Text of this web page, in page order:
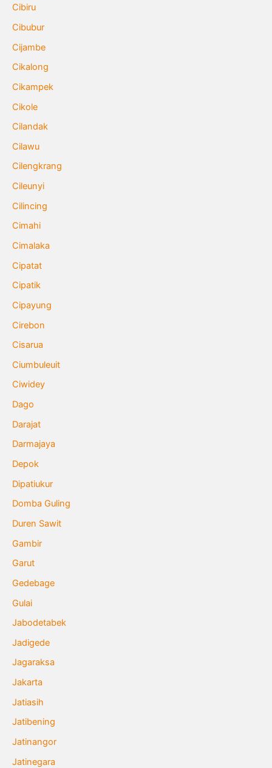
Cibiru
Cibubur
Cijambe
Cikalong
Cikampek
Cikole
Cilandak
Cilawu
Cilengkrang
Cileunyi
Cilincing
Cimahi
Cimalaka
Cipatat
Cipatik
Cipayung
Cirebon
Cisarua
Ciumbuleuit
Ciwidey
Dago
Darajat
Darmajaya
Depok
Dipatiukur
Domba Guling
Duren Sawit
Gambir
Garut
Gedebage
Gulai
Jabodetabek
Jadigede
Jagaraksa
Jakarta
Jatiasih
Jatibening
Jatinangor
Jatinegara